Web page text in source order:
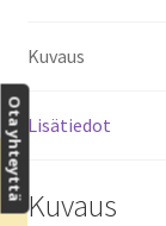
Kuvaus
Lisätiedot
Kuvaus
Ota yhteyttä